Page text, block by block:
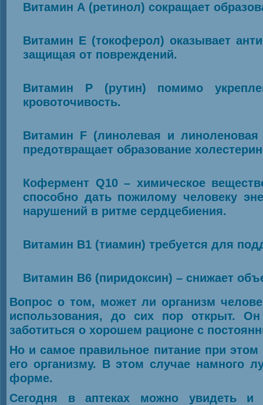
Витамин А (ретинол) сокращает
Витамин Е (токоферол) оказывает
защищая от повреждений.
Витамин P (рутин) помимо
кровоточивость.
Витамин F (линолевая и линоленовая
предотвращает образование
Кофермент Q10 – химическое
способно дать пожилому человеку
нарушений в ритме сердцебиения.
Витамин В1 (тиамин) требуется для
Витамин В6 (пиридоксин) – снижает
Вопрос о том, может ли организм
использования, до сих пор открыт.
заботиться о хорошем рационе с
Но и самое правильное питание при
его организму. В этом случае намного
форме.
Сегодня в аптеках можно увидеть и